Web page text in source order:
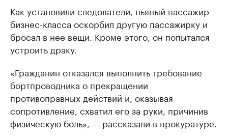
Как установили следователи, пьяный пассажир
бизнес-класса оскорбил другую пассажирку и
бросал в нее вещи. Кроме этого, он попытался
устроить драку.
«Гражданин отказался выполнить требование
бортпроводника о прекращении
противоправных действий и, оказывая
сопротивление, схватил его за руки, причинив
физическую боль», — рассказали в прокуратуре.